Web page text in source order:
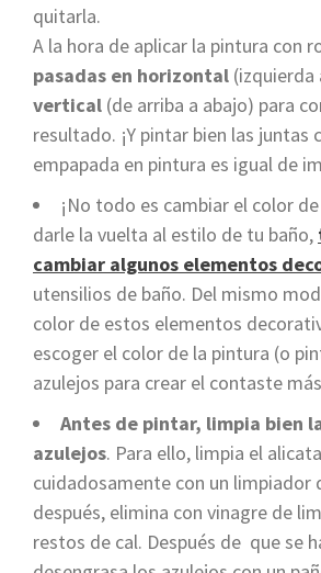
quitarla.
A la hora de aplicar la pintura con
pasadas en horizontal (izquierda
vertical (de arriba a abajo) para
resultado. ¡Y pintar bien las juntas
empapada en pintura es igual de
¡No todo es cambiar el color
darle la vuelta al estilo de tu baño,
cambiar algunos elementos
utensilios de baño. Del mismo
color de estos elementos
escoger el color de la pintura (o
azulejos para crear el contaste
Antes de pintar, limpia bien
azulejos. Para ello, limpia el
cuidadosamente con un limpiador
después, elimina con vinagre de
restos de cal. Después de que se